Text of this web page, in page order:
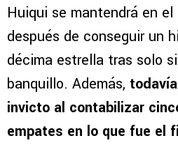
Huiqui se mantendrá en el
después de conseguir un
décima estrella tras solo
banquillo. Además,
invicto al contabilizar
empates en lo que fue el